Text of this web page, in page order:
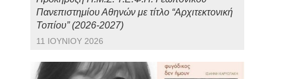
Πανεπιστημίου Αθηνών με τίτλο “Αρχιτεκτονική
Τοπίου” (2026-2027)
11 ΙΟΥΝΊΟΥ 2026